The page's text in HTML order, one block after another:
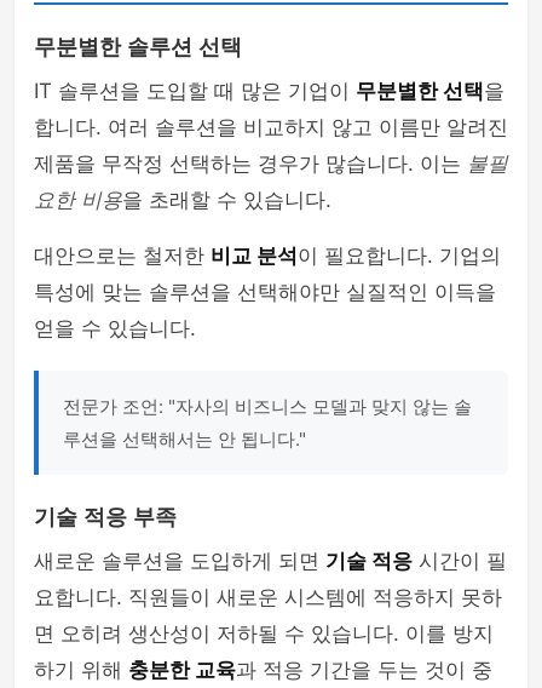
무분별한 솔루션 선택
IT 솔루션을 도입할 때 많은 기업이 무분별한 선택을
합니다. 여러 솔루션을 비교하지 않고 이름만 알려진
제품을 무작정 선택하는 경우가 많습니다. 이는 불필
요한 비용을 초래할 수 있습니다.
대안으로는 철저한 비교 분석이 필요합니다. 기업의
특성에 맞는 솔루션을 선택해야만 실질적인 이득을
얻을 수 있습니다.
전문가 조언: "자사의 비즈니스 모델과 맞지 않는 솔
루션을 선택해서는 안 됩니다."
기술 적응 부족
새로운 솔루션을 도입하게 되면 기술 적응 시간이 필
요합니다. 직원들이 새로운 시스템에 적응하지 못하
면 오히려 생산성이 저하될 수 있습니다. 이를 방지
하기 위해 충분한 교육과 적응 기간을 두는 것이 중